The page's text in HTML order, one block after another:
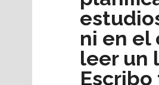
ni en el
leer un